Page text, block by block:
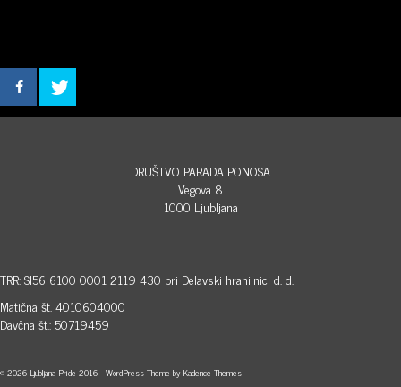
DRUŠTVO PARADA PONOSA
Vegova 8
1000 Ljubljana
TRR: SI56 6100 0001 2119 430 pri Delavski hranilnici d. d.
Matična št. 4010604000
Davčna št.: 50719459
© 2026 Ljubljana Pride 2016 - WordPress Theme byKadence Themes